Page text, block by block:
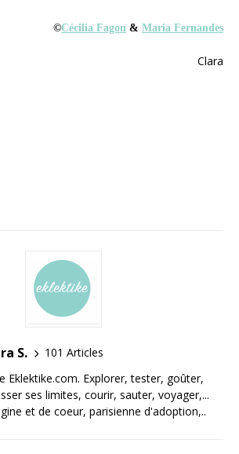
©Cécilia Fagon & Maria Fernandes
Clara
S.
101 Articles
Eklektike.com. Explorer, tester, goûter,
ses limites, courir, sauter, voyager,...
et de coeur, parisienne d'adoption,..